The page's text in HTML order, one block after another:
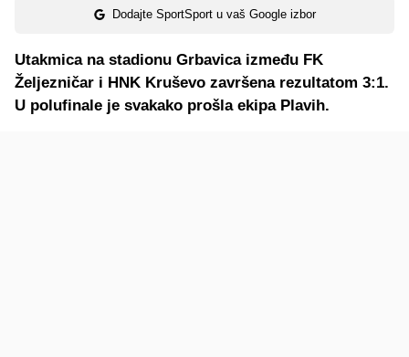
Dodajte SportSport u vaš Google izbor
Utakmica na stadionu Grbavica između FK
Željezničar i HNK Kruševo završena rezultatom 3:1.
U polufinale je svakako prošla ekipa Plavih.